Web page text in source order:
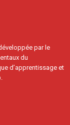
par le
du
d’apprentissage et